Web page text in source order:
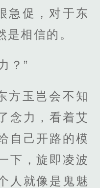
急促，对于东
相信的。
？”
方玉岂会不知
念力，看着艾
自己开路的模
下，旋即凌波
人就像是鬼魅